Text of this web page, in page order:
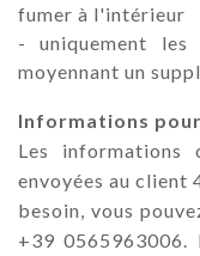
fumer à l'intérieur
- uniquement
moyennant un
Informations
Les informations
envoyées au client
besoin, vous
+39 0565963006.